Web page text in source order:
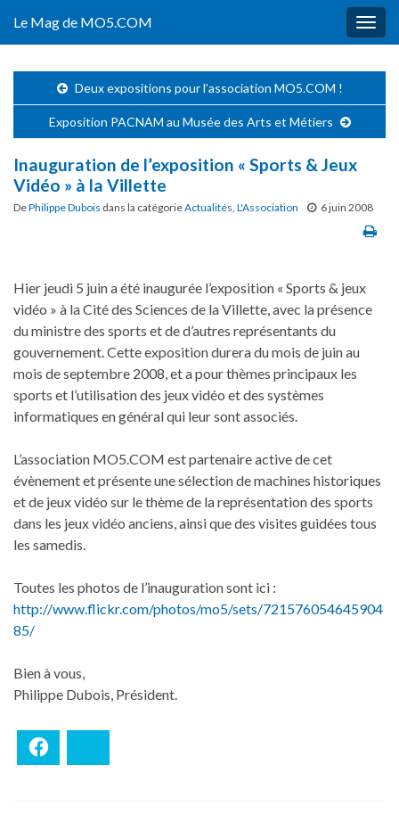
Le Mag de MO5.COM
Deux expositions pour l’association MO5.COM !
Exposition PACNAM au Musée des Arts et Métiers
Inauguration de l’exposition « Sports & Jeux
Vidéo » à la Villette
DePhilippe Dubois dans la catégorieActualités, L'Association 6 juin 2008
Hier jeudi 5 juin a été inaugurée l’exposition « Sports & jeux
vidéo » à la Cité des Sciences de la Villette, avec la présence
du ministre des sports et de d’autres représentants du
gouvernement. Cette exposition durera du mois de juin au
mois de septembre 2008, et a pour thèmes principaux les
sports et l’utilisation des jeux vidéo et des systèmes
informatiques en général qui leur sont associés.
L’association MO5.COM est partenaire active de cet
évènement et présente une sélection de machines historiques
et de jeux vidéo sur le thème de la représentation des sports
dans les jeux vidéo anciens, ainsi que des visites guidées tous
les samedis.
Toutes les photos de l’inauguration sont ici :
http://www.flickr.com/photos/mo5/sets/721576054645904
85/
Bien à vous,
Philippe Dubois, Président.